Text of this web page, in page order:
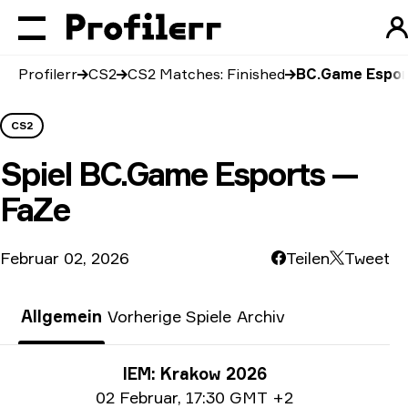
Profilerr CS2 CS2 Matches: Finished BC.Game
CS2
Spiel BC.Game Esports —
FaZe
Februar 02, 2026 Teilen Tweet
Allgemein Vorherige Spiele Archiv
Turnier-InformationenIEM: Krakow 2026
02 Februar, 17:30 GMT +2